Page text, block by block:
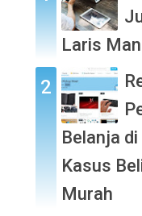
Laris
Belanja
Kasus
Murah